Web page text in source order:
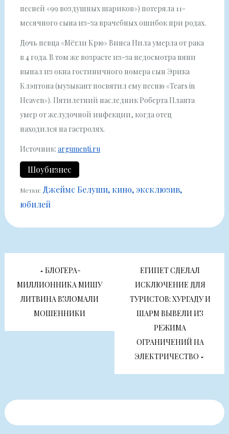
песней «99 воздушных шариков») потеряла 11-
месячного сына из-за врачебных ошибок при родах.
Дочь певца «Мётли Крю» Винса Нила умерла от рака
в 4 года. В том же возрасте из-за недосмотра няни
выпал из окна гостиничного номера сын Эрика
Клэптона (музыкант посвятил ему песню «Tears in
Heaven»). Пятилетний наследник Роберта Планта
умер от желудочной инфекции, когда отец
находился на гастролях.
Источник: argumenti.ru
Шоубизнес
Метки: Джеймс Белуши кино эксклюзив
юбилей
Навигация
по
записям
БЛОГЕРА-
МИЛЛИОННИКА МИШУ
ЛИТВИНА ВЗЛОМАЛИ
МОШЕННИКИ
ЕГИПЕТ СДЕЛАЛ
ИСКЛЮЧЕНИЕ ДЛЯ
ТУРИСТОВ: ХУРГАДУ И
ШАРМ ВЫВЕЛИ ИЗ
РЕЖИМА
ОГРАНИЧЕНИЙ НА
ЭЛЕКТРИЧЕСТВО